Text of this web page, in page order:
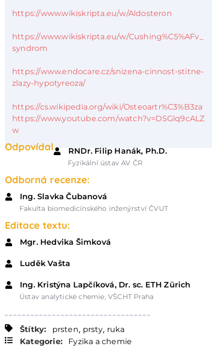
https://www.wikiskripta.eu/w/Aldosteron
https://www.wikiskripta.eu/w/Cushing%C5%AFv_
syndrom
https://www.endocare.cz/snizena-cinnost-stitne-
zlazy-hypotyreoza/
https://cs.wikipedia.org/wiki/Osteoartr%C3%B3za
https://www.youtube.com/watch?v=DSGlq9cALZ
w
Odpovídal RNDr. Filip Hanák, Ph.D.
Fyzikální ústav AV ČR
Odborná recenze:
Ing. Slavka Čubanová
Fakulta biomedicínského inženýrství ČVUT
Editace textu:
Mgr. Hedvika Šimková
Luděk Vašta
Ing. Kristýna Lapčíková, Dr. sc. ETH Zürich
Ústav analytické chemie, VŠCHT Praha
Štítky: prsten, prsty, ruka
Kategorie:
Fyzika a chemie